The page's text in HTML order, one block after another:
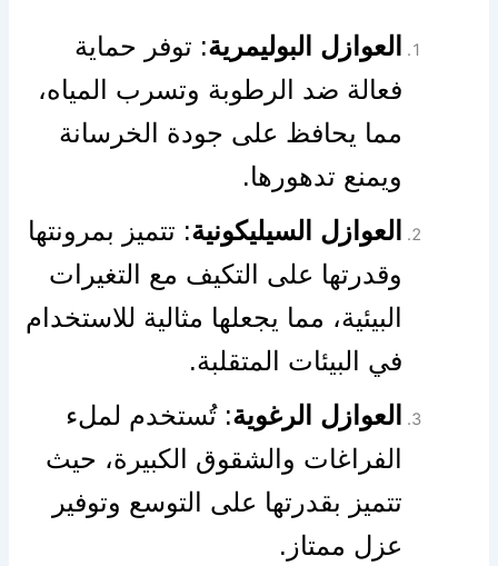
العوازل البوليمرية: توفر حماية
فعالة ضد الرطوبة وتسرب المياه،
مما يحافظ على جودة الخرسانة
ويمنع تدهورها.
العوازل السيليكونية: تتميز بمرونتها
وقدرتها على التكيف مع التغيرات
البيئية، مما يجعلها مثالية للاستخدام
في البيئات المتقلبة.
العوازل الرغوية: تُستخدم لملء
الفراغات والشقوق الكبيرة، حيث
تتميز بقدرتها على التوسع وتوفير
عزل ممتاز.